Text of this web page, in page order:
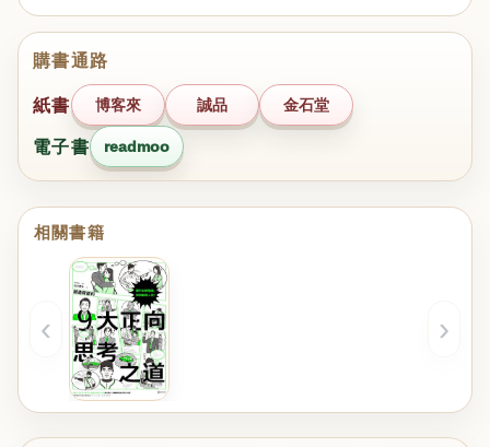
購書通路
紙書 博客來 誠品 金石堂
電子書 readmoo
相關書籍
‹ ›